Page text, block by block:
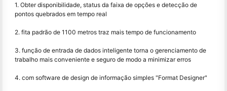
1. Obter disponibilidade, status da faixa de opções e detecção de
pontos quebrados em tempo real
2. fita padrão de 1100 metros traz mais tempo de funcionamento
3. função de entrada de dados inteligente torna o gerenciamento de
trabalho mais conveniente e seguro de modo a minimizar erros
4. com software de design de informação simples "Format Designer"